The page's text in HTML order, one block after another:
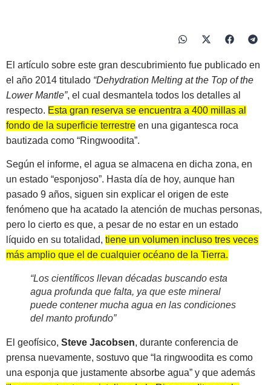
El artículo sobre este gran descubrimiento fue publicado en
el año 2014 titulado “Dehydration Melting at the Top of the
Lower Mantle”, el cual desmantela todos los detalles al
respecto. Esta gran reserva se encuentra a 400 millas al
fondo de la superficie terrestre en una gigantesca roca
bautizada como “Ringwoodita”.
Según el informe, el agua se almacena en dicha zona, en
un estado “esponjoso”. Hasta día de hoy, aunque han
pasado 9 años, siguen sin explicar el origen de este
fenómeno que ha acatado la atención de muchas personas,
pero lo cierto es que, a pesar de no estar en un estado
líquido en su totalidad, tiene un volumen incluso tres veces
más amplio que el de cualquier océano de la Tierra.
“Los científicos llevan décadas buscando esta
agua profunda que falta, ya que este mineral
puede contener mucha agua en las condiciones
del manto profundo”
El geofísico, Steve Jacobsen, durante conferencia de
prensa nuevamente, sostuvo que “la ringwoodita es como
una esponja que justamente absorbe agua” y que además